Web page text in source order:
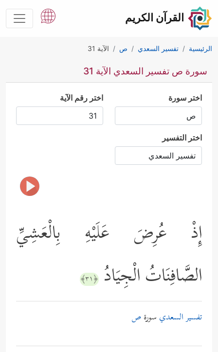
القرآن الكريم
الرئيسية تفسير السعدي ص الآية 31
سورة ص تفسير السعدي الآية 31
اختر سورة اختر رقم الآية
اختر التفسير
إِذْ عُرِضَ عَلَيْهِ بِالْعَشِيِّ
الصَّافِنَاتُ الْجِيَادُ ﴿٣١﴾
تفسير السعدي سورة ص